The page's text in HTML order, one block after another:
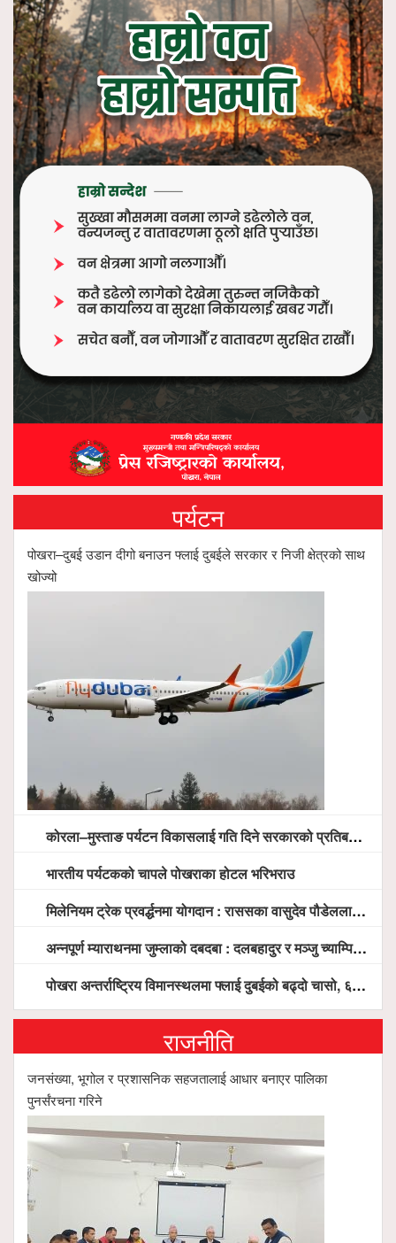
पर्यटन
पोखरा–दुबई उडान दीगो बनाउन फ्लाई दुबईले सरकार र निजी क्षेत्रको साथ
खोज्यो
कोरला–मुस्ताङ पर्यटन विकासलाई गति दिने सरकारको प्रतिबद्धता, स्थानीय सरोकारवालासँग व्यापक छलफल
भारतीय पर्यटकको चापले पोखराका होटल भरिभराउ
मिलेनियम ट्रेक प्रवर्द्धनमा योगदान : राससका वासुदेव पौडेललाई ‘मिलेनियम ट्रेक अवार्ड’ प्रदान गरिने
अन्नपूर्ण म्याराथनमा जुम्लाको दबदबा : दलबहादुर र मञ्जु च्याम्पियन, नगदसहित भव्य सम्मान
पोखरा अन्तर्राष्ट्रिय विमानस्थलमा फ्लाई दुबईको बढ्दो चासो, ६ घण्टा लामो प्राविधिक निरीक्षणपछि दैनिक उडानको ढोका खुल्दै
राजनीति
जनसंख्या, भूगोल र प्रशासनिक सहजतालाई आधार बनाएर पालिका
पुनर्संरचना गरिने